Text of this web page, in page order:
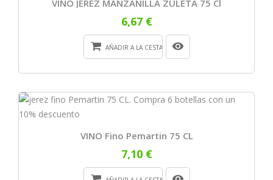
VINO JEREZ MANZANILLA ZULETA 75 Cl
6,67 €
AÑADIR A LA CESTA
VINO Fino Pemartin 75 CL
7,10 €